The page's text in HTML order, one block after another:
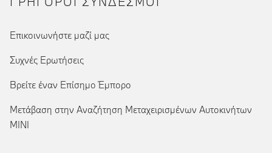
Επικοινωνήστε μαζί μας
Συχνές Ερωτήσεις
Βρείτε έναν Επίσημο Έμπορο
Μετάβαση στην Αναζήτηση Μεταχειρισμένων Αυτοκινήτων
MINI